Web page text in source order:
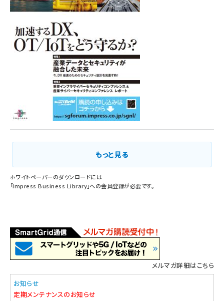
Vol.1
もっと見る
ホワイトペーパーのダウンロードには
「Impress Business Library」への会員登録が必要です。
メルマガ詳細はこちら
お知らせ
定期メンテナンスのお知らせ